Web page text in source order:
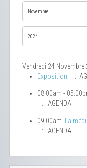
Vendredi 24 Novembre
Exposition
::
08:00am -
:: AGENDA
09:00am La
:: AGENDA